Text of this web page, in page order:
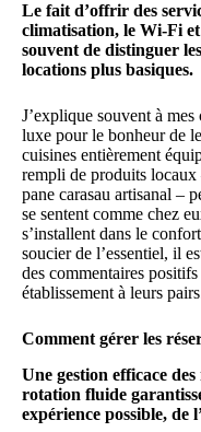
Le fait d’offrir des
climatisation, le Wi-Fi
souvent de distinguer
locations plus basiques.
J’explique souvent à
luxe pour le bonheur de
cuisines entièrement
rempli de produits
pane carasau artisanal –
se sentent comme chez
s’installent dans le
soucier de l’essentiel, il
des commentaires
établissement à leurs
Comment gérer les
Une gestion efficace
rotation fluide
expérience possible, de